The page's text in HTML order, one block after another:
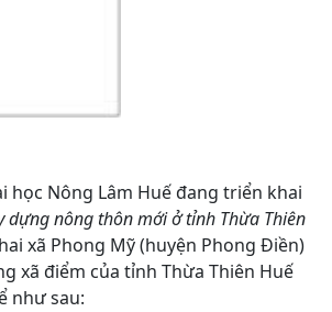
Nông Lâm Huế đang triển khai
dựng nông thôn mới ở tỉnh Thừa Thiên
xã Phong Mỹ (huyện Phong Điền)
xã điểm của tỉnh Thừa Thiên Huế
như sau: